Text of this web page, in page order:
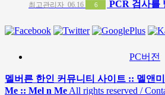
최고관리자 06.16 6 PCR 검사를 받기 위해 호주 시민이나 영주
PC버전
멜버른 한인 커뮤니티 사이트 :: 멜앤
Me :: Mel n Me All rights reserved /